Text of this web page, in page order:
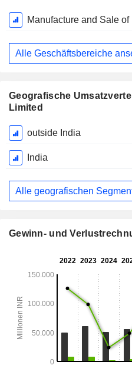
Ende d.
Geschäftsjahres:
März
Manufacture and Sale
Alle Geschäftsbereiche
Geografische
Limited
Ende d.
Geschäftsjahres:
März
outside India
India
Alle geografischen
Gewinn- und